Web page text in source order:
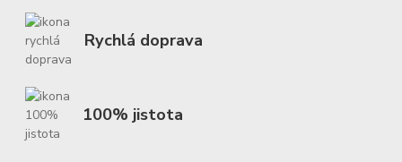
Rychlá doprava
100% jistota